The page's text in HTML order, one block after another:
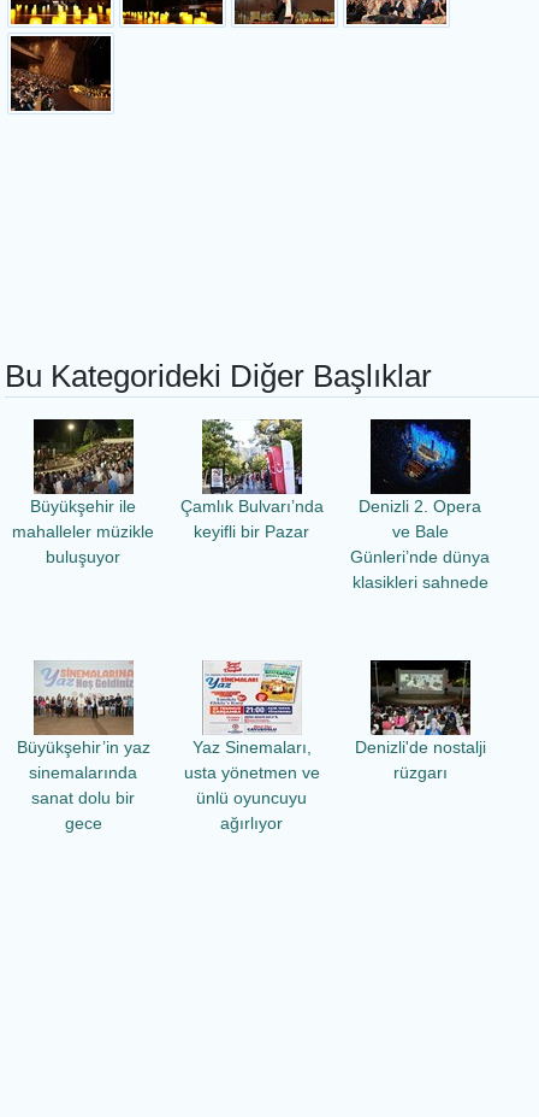
Bu Kategorideki Diğer Başlıklar
Büyükşehir ile
mahalleler müzikle
buluşuyor
Çamlık Bulvarı’nda
keyifli bir Pazar
Denizli 2. Opera
ve Bale
Günleri’nde dünya
klasikleri sahnede
Büyükşehir’in yaz
sinemalarında
sanat dolu bir
gece
Yaz Sinemaları,
usta yönetmen ve
ünlü oyuncuyu
ağırlıyor
Denizli'de nostalji
rüzgarı